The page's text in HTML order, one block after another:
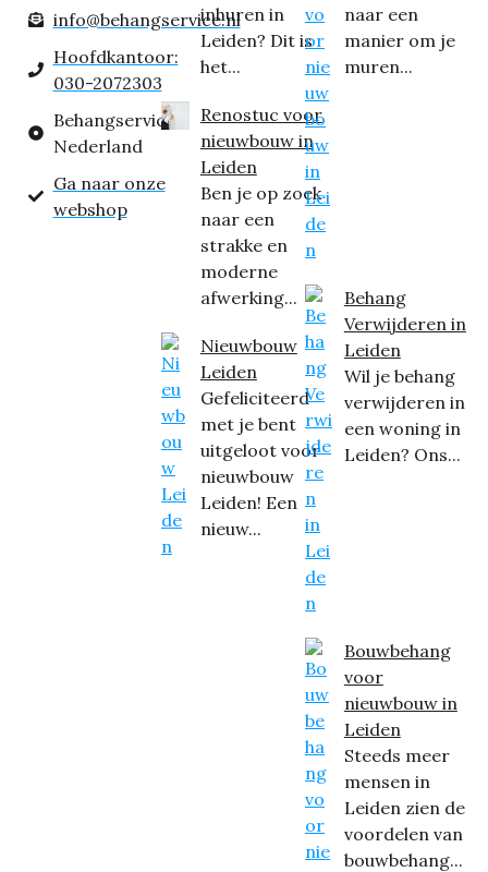
info@behangservice.nl
Hoofdkantoor:
030-2072303
Behangservice
Nederland
Ga naar onze
webshop
inhuren in
Leiden? Dit is
het...
Renostuc voor
nieuwbouw in
Leiden
Ben je op zoek
naar een
strakke en
moderne
afwerking...
Nieuwbouw
Leiden
Gefeliciteerd
met je bent
uitgeloot voor
nieuwbouw
Leiden! Een
nieuw...
naar een
manier om je
muren...
Behang
Verwijderen in
Leiden
Wil je behang
verwijderen in
een woning in
Leiden? Ons...
Bouwbehang
voor
nieuwbouw in
Leiden
Steeds meer
mensen in
Leiden zien de
voordelen van
bouwbehang...